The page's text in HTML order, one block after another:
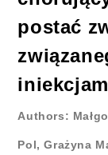
postać
Authors:
Pol, Grażyna